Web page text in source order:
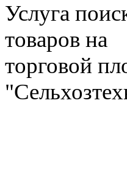
Услуга
товаров на
торговой